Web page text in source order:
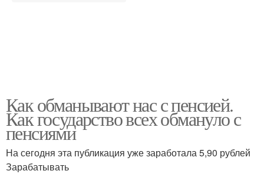
Как обманывают нас с пенсией.
Как государство всех обмануло с
пенсиями
На сегодня эта публикация уже заработала 5,90 рублей
Зарабатывать